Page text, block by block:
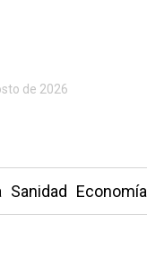
de 2026
Sanidad Economía